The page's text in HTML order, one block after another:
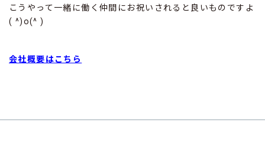
こうやって一緒に働く仲間にお祝いされると良いものですよ
( ^)o(^ )
会社概要はこちら